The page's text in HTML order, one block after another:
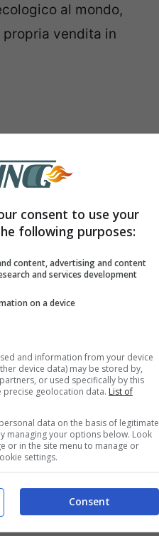
al mondo,
vendita in
bicicletta per
e dunque
sempre il propri
poter rendere
eccezionale
produzione di e-
così vantare la
consent to use your
following purposes:
content, advertising and content
and services development
on a device
and information from your device
device data) may be stored by,
or used specifically by this
precise geolocation data. List of
data on the basis of legitimate
managing your options below. Look
or in the site menu to manage or
settings.
Consent